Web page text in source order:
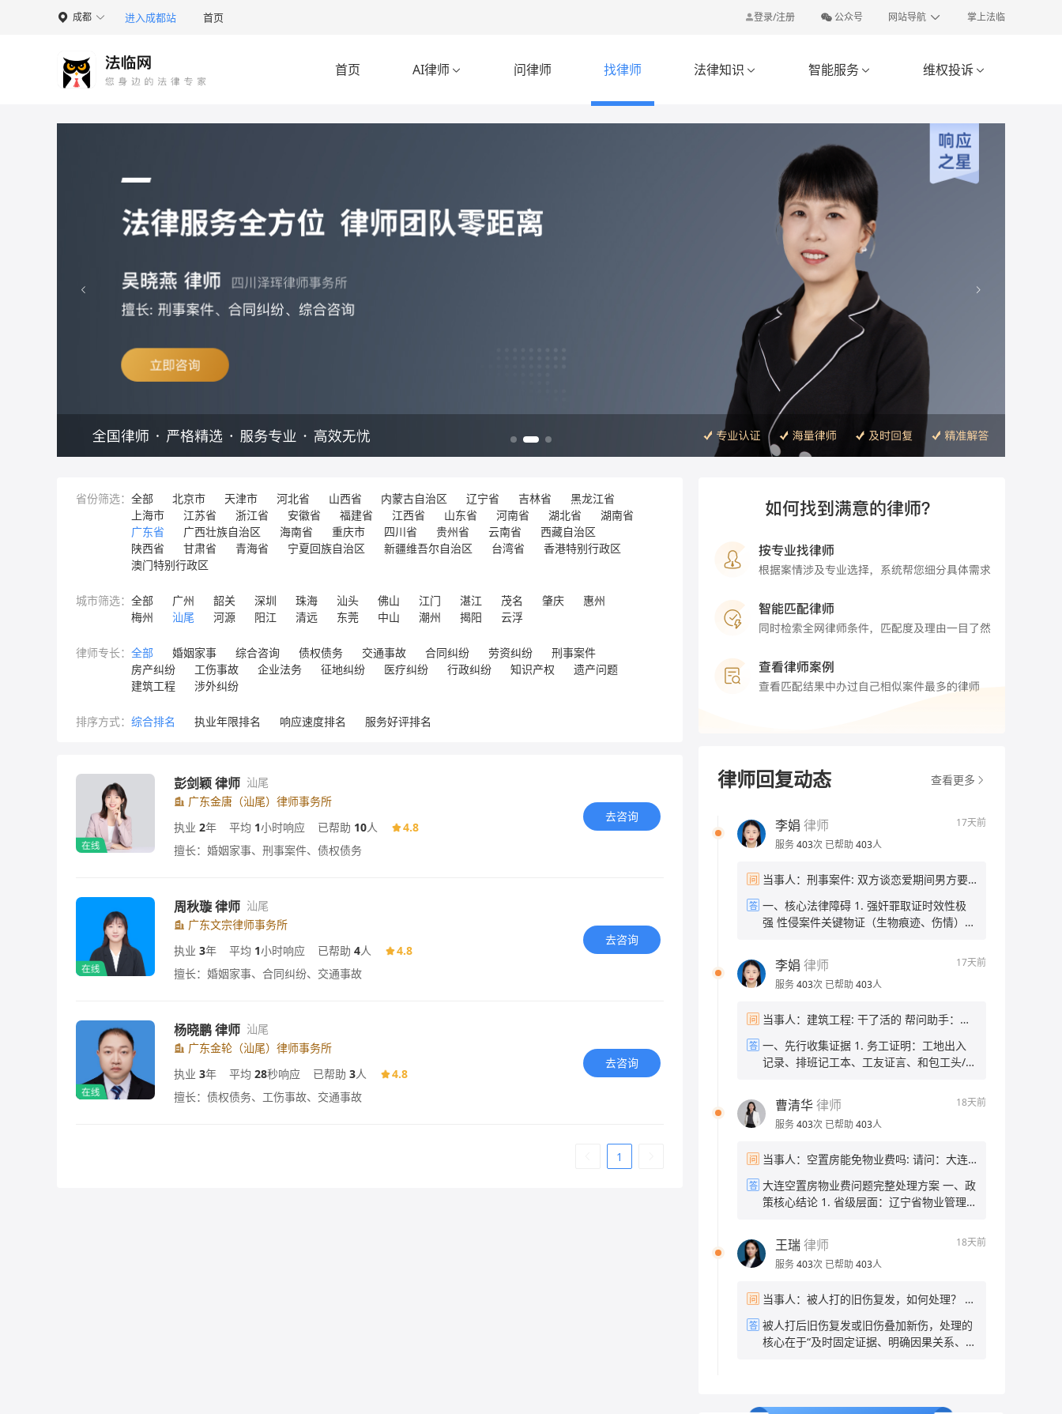
 成都 进入成都站 首页 登录/注册 公众号 网站导航 掌上法临
首页 AI律师  问律师 找律师 法律知识  智能服务  维权投诉 
省份筛选： 全部 北京市 天津市 河北省 山西省 内蒙古自治区 辽宁省 吉林省
黑龙江省
上海市
江苏省 浙江省 安徽省 福建省 江西省 山东省 河南省 湖北省
湖南省
广东省
广西壮族自治区 海南省 重庆市 四川省 贵州省 云南省
西藏自治区
陕西省
甘肃省 青海省 宁夏回族自治区 新疆维吾尔自治区 台湾省
香港特别行政区
澳门特别行政区
城市筛选： 全部 广州 韶关 深圳 珠海 汕头 佛山 江门 湛江 茂名 肇庆
惠州
梅州
汕尾 河源 阳江 清远 东莞 中山 潮州 揭阳 云浮
律师专长： 全部 婚姻家事 综合咨询 债权债务 交通事故 合同纠纷 劳资纠纷
刑事案件
房产纠纷
工伤事故 企业法务 征地纠纷 医疗纠纷 行政纠纷 知识产权
遗产问题
建筑工程
涉外纠纷
排序方式： 综合排名 执业年限排名 响应速度排名 服务好评排名
彭剑颖 律师 汕尾
广东金唐（汕尾）律师事务所
执业 2年 平均 1小时响应 已帮助 10人
4.8
擅长：婚姻家事、刑事案件、债权债务
去咨询
周秋璇 律师 汕尾
广东文宗律师事务所
执业 3年 平均 1小时响应 已帮助 4人
4.8
擅长：婚姻家事、合同纠纷、交通事故
去咨询
杨晓鹏 律师 汕尾
广东金轮（汕尾）律师事务所
执业 3年 平均 28秒响应 已帮助 3人
4.8
擅长：债权债务、工伤事故、交通事故
去咨询
1
律师回复动态 查看更多
李娟 律师
17天前
服务403次 已帮助 403人
问 当事人：刑事案件: 双方谈恋爱期间男方要
一年了，能不能告他强 帮问助手：现在有证
据吗？比如当时的聊天记录、伤情记录这
警了吗？ 当事人：没报
答 一、核心法律障碍 1. 强奸罪取证时效性极
强 性侵案件关键物证（生物痕迹、伤情）仅
失；无当时报警记录，缺少公安第一时间固
定的伤情、现场、询问笔录。 2. 无任何间
接佐证 无聊天记录、录音、证人、就医记录
“证据确实、充分”，仅有被害人陈述无法认
定犯罪事实。 3. 恋爱关系对认定“违背妇女
意志”有难度 男女存在恋爱基础，司法机关
会区分情侣间自愿亲密行为与强迫性侵，若
采信单方陈述认定强奸。 二、当下的补救措
施 1. 尝试固定对方自认的关键证据 通过微
神打压、违背你意愿发生关系的事实，操作
辑； • 不要争吵，平缓引导对方说出关键事
实，例如：“去年和你谈恋爱的时候，你当时
本不愿意，这件事你还记得吗？” • 若男方承
认、默认，该录音/聊天记录可作为核心间接
证据提交公安。 2. 搜集旁证线索 • 就医记
就诊的病历； • 证人：当时有无朋友、家人
听你倾诉过被强迫、被精神打压的经过，可
让证人出具书面证言； • 社交痕迹：当年朋
报案，完整陈述全部经过： 1. 说明当年未
李娟 律师
17天前
服务403次 已帮助 403人
问 当事人：建筑工程: 干了活的 帮问助手：欠
的工资，有5千多 帮问助手：目前在职还是
离职了？ 当事人：离职 帮问助手：你希望
当事人：只要工资
答 一、先行收集证据 1. 务工证明：工地出入
记录、排班记工本、工友证言、和包工头/项
资结算单、微信/短信对方认可欠薪金额的记
录 3. 身份信息：包工头、施工单位名称、
项目地址、发包方信息 二、维权途径 1. 向
目所在地住建局清欠办，或通过全国根治欠
薪线索反映平台小程序线上提交，住建部门
可直接督办施工企业发放工资，建筑行业有
农民工工资保证金，回款效率最高。 2. 劳
保障监察大队现场立案；监察大队可责令包
工头/公司限期支付，逾期可作出行政处罚。
具调解协议书后可申请法院司法确认，具备
下结算。 4. 司法兜底方案 1. 劳动关系清
晰：申请劳动仲裁； 2. 劳务关系：直接向
曹清华律师
18天前
服务403次 已帮助 403人
问 当事人：空置房能免物业费吗: 请问：大连
答任何假设性问题，你还有别的法律问题需
要咨询吗？ 当事人：房子空置5年，前2年
业沟通减免物业费，物业人员说大连没有空
置房减免政策，业主该怎么办？ 帮问助手：
答 大连空置房物业费问题完整处理方案 一、政
策核心结论 1. 省级层面：辽宁省物业管理
答复省内无统一法定减免政策 。 2. 大连市
本地规则：《大连市物业管理条例》明确，
房屋交付后连续空置半年以上，业主书面备
（减免30%），物业无权直接拒绝办理。
3. 物业声称“大连无减免政策”属于不实告
知，你有权依据本地条例申请折扣。 4. 法
律底线：不能完全不交物业费，仅能申请比
王瑞律师
18天前
服务403次 已帮助 403人
问 当事人：被人打的旧伤复发，如何处理？ 帮
吗？ 当事人：报过警了 帮问助手：之前做
伤情鉴定了吗？结果是什么？ 当事人：没做
答 被人打后旧伤复发或旧伤叠加新伤，处理的
核心在于“及时固定证据、明确因果关系、依
明“被打”的经过及“旧伤复发”的关联，要求